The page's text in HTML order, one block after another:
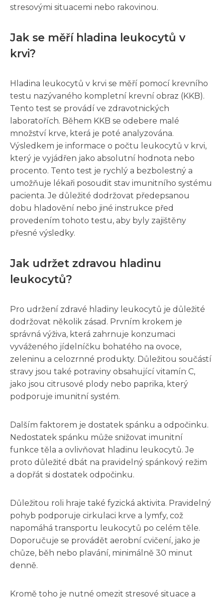
stresovými situacemi nebo rakovinou.
Jak se měří hladina leukocytů v
krvi?
Hladina leukocytů v krvi se měří pomocí krevního
testu nazývaného kompletní krevní obraz (KKB).
Tento test se provádí ve zdravotnických
laboratořích. Během KKB se odebere malé
množství krve, která je poté analyzována.
Výsledkem je informace o počtu leukocytů v krvi,
který je vyjádřen jako absolutní hodnota nebo
procento. Tento test je rychlý a bezbolestný a
umožňuje lékaři posoudit stav imunitního systému
pacienta. Je důležité dodržovat předepsanou
dobu hladovění nebo jiné instrukce před
provedením tohoto testu, aby byly zajištěny
přesné výsledky.
Jak udržet zdravou hladinu
leukocytů?
Pro udržení zdravé hladiny leukocytů je důležité
dodržovat několik zásad. Prvním krokem je
správná výživa, která zahrnuje konzumaci
vyváženého jídelníčku bohatého na ovoce,
zeleninu a celozrnné produkty. Důležitou součástí
stravy jsou také potraviny obsahující vitamín C,
jako jsou citrusové plody nebo paprika, který
podporuje imunitní systém.
Dalším faktorem je dostatek spánku a odpočinku.
Nedostatek spánku může snižovat imunitní
funkce těla a ovlivňovat hladinu leukocytů. Je
proto důležité dbát na pravidelný spánkový režim
a dopřát si dostatek odpočinku.
Důležitou roli hraje také fyzická aktivita. Pravidelný
pohyb podporuje cirkulaci krve a lymfy, což
napomáhá transportu leukocytů po celém těle.
Doporučuje se provádět aerobní cvičení, jako je
chůze, běh nebo plavání, minimálně 30 minut
denně.
Kromě toho je nutné omezit stresové situace a